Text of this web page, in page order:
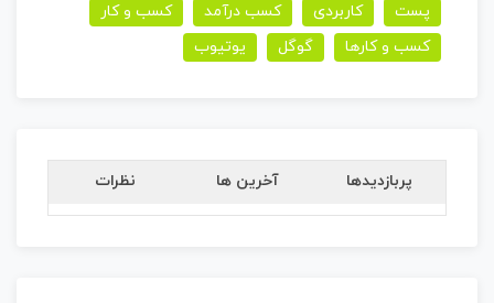
پست
کاربردی کسب درآمد
کسب و کار
کسب و کارها
گوگل یوتیوب
پربازدیدها آخرین ها نظرات